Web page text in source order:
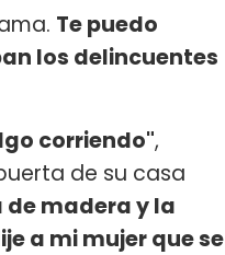
Te puedo
los delincuentes
corriendo",
de su casa
de madera y la
a mi mujer que se